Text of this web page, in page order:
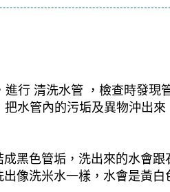
行 清洗水管 ，檢查時發現
水管內的污垢及異物沖出
黑色管垢，洗出來的水會
像洗米水一樣，水會是黃